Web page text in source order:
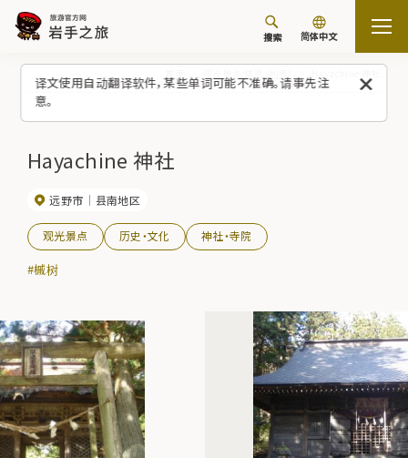
译文使用自动翻译软件，某些单词可能不准确。请事先注
意。
搜索 简体中文
Hayachine 神社
远野市 县南地区
观光景点 历史・文化 神社・寺院
#槭树